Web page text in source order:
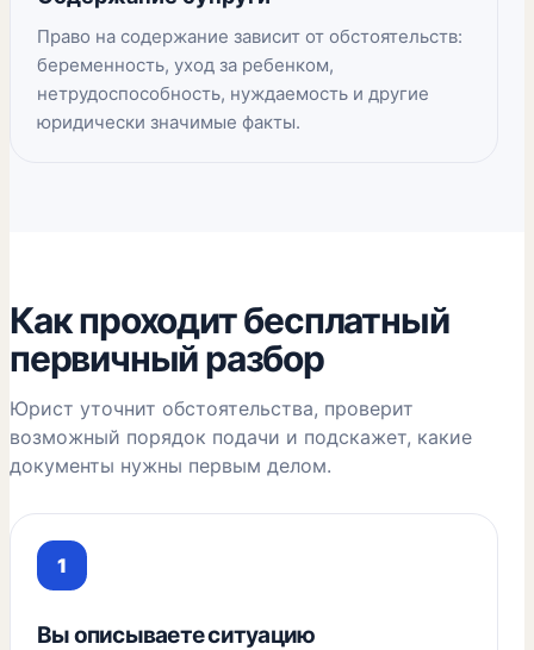
Право на содержание зависит от обстоятельств:
беременность, уход за ребенком,
нетрудоспособность, нуждаемость и другие
юридически значимые факты.
Как проходит бесплатный
первичный разбор
Юрист уточнит обстоятельства, проверит
возможный порядок подачи и подскажет, какие
документы нужны первым делом.
Вы описываете ситуацию